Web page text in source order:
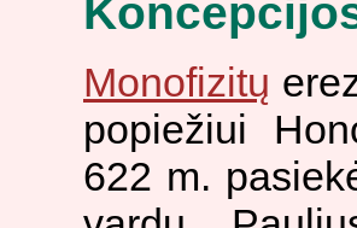
Monofizitų
popiežiui
622 m.